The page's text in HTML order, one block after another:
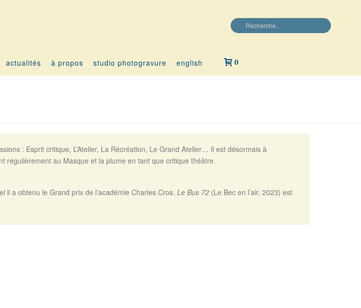
actualités à propos studio photogravure english 0
: Esprit critique, L’Atelier, La Récréation, Le Grand Atelier… Il est désormais à
régulièrement au Masque et la plume en tant que critique théâtre.
il a obtenu le Grand prix de l’académie Charles Cros. Le Bus 72 (Le Bec en l’air, 2023) est